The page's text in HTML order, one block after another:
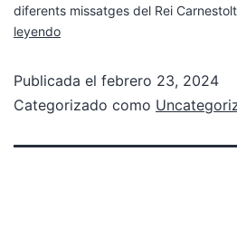
diferents missatges del Rei
leyendo
Publicada el febrero 23, 2024
Categorizado como